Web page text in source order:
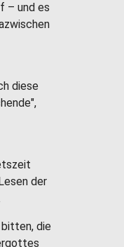
– und es
diese
der
die